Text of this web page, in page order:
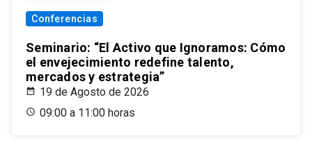
Conferencias
Seminario: “El Activo que Ignoramos: Cómo
el envejecimiento redefine talento,
mercados y estrategia”
19 de Agosto de 2026
09:00 a 11:00 horas